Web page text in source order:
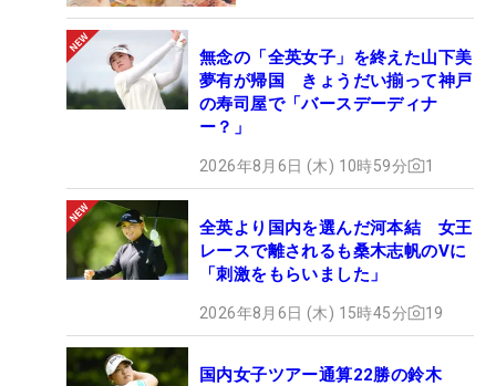
無念の「全英女子」を終えた山下美
夢有が帰国 きょうだい揃って神戸
の寿司屋で「バースデーディナ
ー？」
2026年8月6日 (木) 10時59分 1
全英より国内を選んだ河本結 女王
レースで離されるも桑木志帆のVに
「刺激をもらいました」
2026年8月6日 (木) 15時45分 19
国内女子ツアー通算22勝の鈴木